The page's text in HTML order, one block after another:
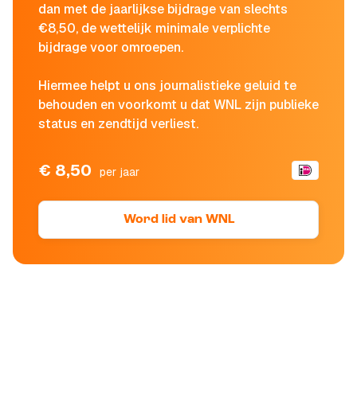
dan met de jaarlijkse bijdrage van slechts
€8,50, de wettelijk minimale verplichte
bijdrage voor omroepen.
Hiermee helpt u ons journalistieke geluid te
behouden en voorkomt u dat WNL zijn publieke
status en zendtijd verliest.
€ 8,50 per jaar
Word lid van WNL